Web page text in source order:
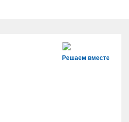
Решаем вместе